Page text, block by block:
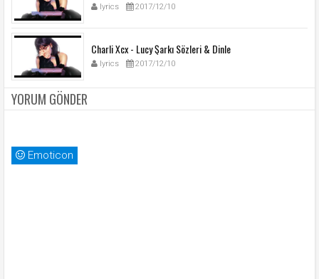
lyrics 2017/12/10
Charli Xcx - Lucy Şarkı Sözleri & Dinle
lyrics 2017/12/10
YORUM GÖNDER
Emoticon